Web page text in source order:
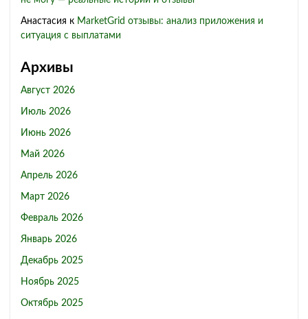
Анастасия к MarketGrid отзывы: анализ приложения и
ситуация с выплатами
Архивы
Август 2026
Июль 2026
Июнь 2026
Май 2026
Апрель 2026
Март 2026
Февраль 2026
Январь 2026
Декабрь 2025
Ноябрь 2025
Октябрь 2025